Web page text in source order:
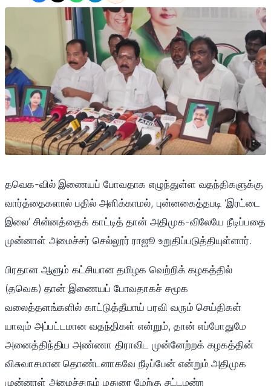
தவெக-வில் இணையப் போவதாக எழுந்துள்ள வதந்திகளுக்கு
வார்த்தைகளால் பதில் அளிக்காமல், புன்னகைத்தபடி ‘இரட்டை
இலை’ சின்னத்தைக் காட்டித் தான் அதிமுக-விலேயே நீடிப்பதை
முன்னாள் அமைச்சர் செல்லூர் ராஜூ உறுதிப்படுத்தியுள்ளார்.
பிரதான ஆளும் கட்சியான தமிழக வெற்றிக் கழகத்தில்
(தவெக) தான் இணையப் போவதாகச் சமூக
வலைத்தளங்களில் காட்டுத்தீயாய் பரவி வரும் செய்திகள்
யாவும் அப்பட்டமான வதந்திகள் என்றும், தான் எப்போதுமே
அனைத்திந்திய அண்ணா திராவிட முன்னேற்றக் கழகத்தின்
விசுவாசமான தொண்டனாகவே நீடிப்பேன் என்றும் அதிமுக
முன்னாள் அமைச்சரும் மதுரை மேற்கு சட்டமன்ற